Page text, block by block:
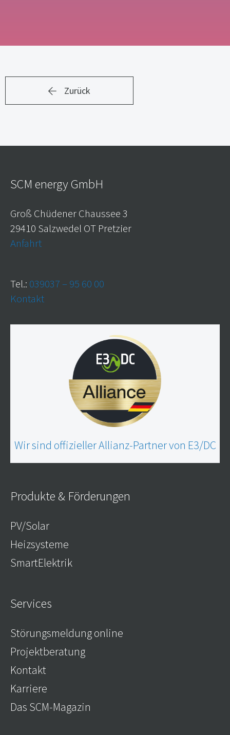
Zurück
SCM energy GmbH
Groß Chüdener Chaussee 3
29410 Salzwedel OT Pretzier
Anfahrt
Tel.: 039037 – 95 60 00
Kontakt
Wir sind offizieller Allianz-Partner von E3/DC
Produkte & Förderungen
PV/Solar
Heizsysteme
SmartElektrik
Services
Störungsmeldung online
Projektberatung
Kontakt
Karriere
Das SCM-Magazin